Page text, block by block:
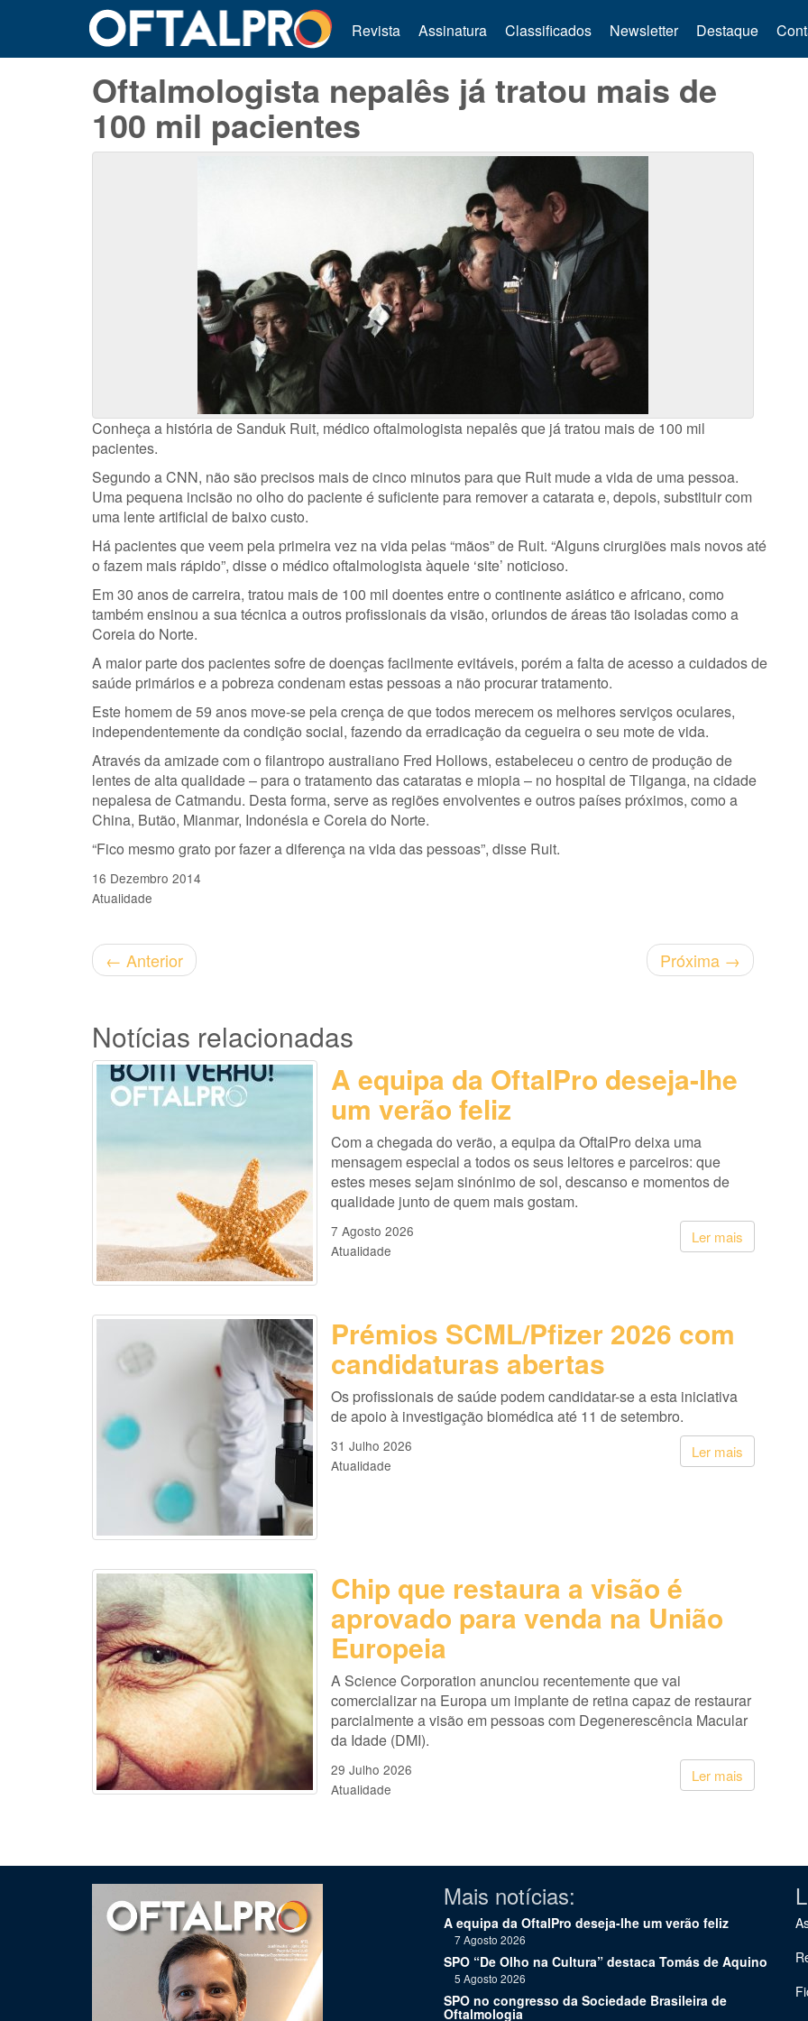
Revista Assinatura Classificados Newsletter Destaque
Oftalmologista nepalês já tratou mais de
100 mil pacientes
Conheça a história de Sanduk Ruit, médico oftalmologista nepalês que já tratou mais de 100 mil
pacientes.
Segundo a CNN, não são precisos mais de cinco minutos para que Ruit mude a vida de uma pessoa.
Uma pequena incisão no olho do paciente é suficiente para remover a catarata e, depois, substituir com
uma lente artificial de baixo custo.
Há pacientes que veem pela primeira vez na vida pelas “mãos” de Ruit. “Alguns cirurgiões mais novos até
o fazem mais rápido”, disse o médico oftalmologista àquele ‘site’ noticioso.
Em 30 anos de carreira, tratou mais de 100 mil doentes entre o continente asiático e africano, como
também ensinou a sua técnica a outros profissionais da visão, oriundos de áreas tão isoladas como a
Coreia do Norte.
A maior parte dos pacientes sofre de doenças facilmente evitáveis, porém a falta de acesso a cuidados de
saúde primários e a pobreza condenam estas pessoas a não procurar tratamento.
Este homem de 59 anos move-se pela crença de que todos merecem os melhores serviços oculares,
independentemente da condição social, fazendo da erradicação da cegueira o seu mote de vida.
Através da amizade com o filantropo australiano Fred Hollows, estabeleceu o centro de produção de
lentes de alta qualidade – para o tratamento das cataratas e miopia – no hospital de Tilganga, na cidade
nepalesa de Catmandu. Desta forma, serve as regiões envolventes e outros países próximos, como a
China, Butão, Mianmar, Indonésia e Coreia do Norte.
“Fico mesmo grato por fazer a diferença na vida das pessoas”, disse Ruit.
16 Dezembro 2014
Atualidade
← Anterior Próxima →
Notícias relacionadas
A equipa da OftalPro deseja-lhe
um verão feliz
Com a chegada do verão, a equipa da OftalPro deixa uma
mensagem especial a todos os seus leitores e parceiros: que
estes meses sejam sinónimo de sol, descanso e momentos de
qualidade junto de quem mais gostam.
Ler mais
7 Agosto 2026
Atualidade
Prémios SCML/Pfizer 2026 com
candidaturas abertas
Os profissionais de saúde podem candidatar-se a esta iniciativa
de apoio à investigação biomédica até 11 de setembro.
Ler mais
31 Julho 2026
Atualidade
Chip que restaura a visão é
aprovado para venda na União
Europeia
A Science Corporation anunciou recentemente que vai
comercializar na Europa um implante de retina capaz de restaurar
parcialmente a visão em pessoas com Degenerescência Macular
da Idade (DMI).
Ler mais
29 Julho 2026
Atualidade
Mais notícias:
A equipa da OftalPro deseja-lhe um verão feliz
7 Agosto 2026
SPO “De Olho na Cultura” destaca Tomás de Aquino
5 Agosto 2026
SPO no congresso da Sociedade Brasileira de
Oftalmologia